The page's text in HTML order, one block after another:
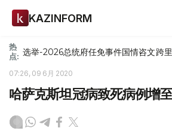
KAZINFORM
热
点: 选举-2026总统府任免事件国情咨文跨
07:26, 09 6月 2020
哈萨克斯坦冠病致死病例增